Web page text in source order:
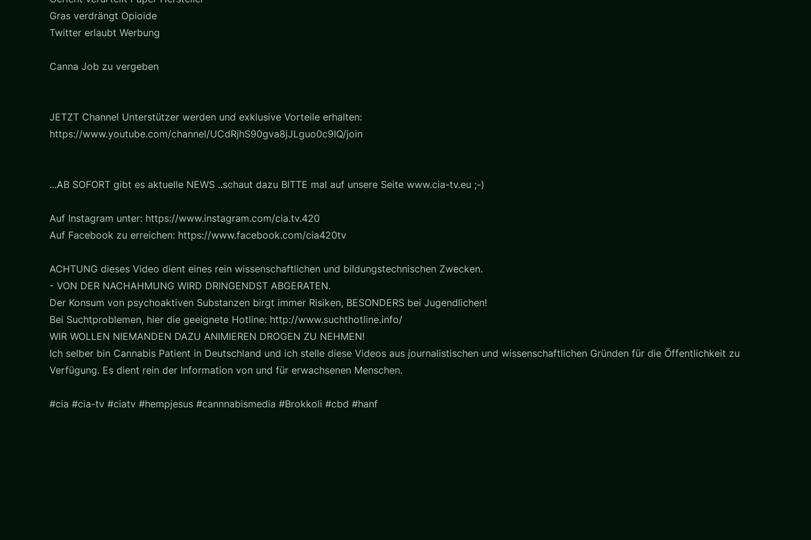
Gras verdrängt Opioide
Twitter erlaubt Werbung
Canna Job zu vergeben
JETZT Channel Unterstützer werden und exklusive Vorteile erhalten:
https://www.youtube.com/channel/UCdRjhS90gva8jJLguo0c9IQ/join
...AB SOFORT gibt es aktuelle NEWS ..schaut dazu BITTE mal auf unsere Seite www.cia-tv.eu ;-)
Auf Instagram unter: https://www.instagram.com/cia.tv.420
Auf Facebook zu erreichen: https://www.facebook.com/cia420tv
ACHTUNG dieses Video dient eines rein wissenschaftlichen und bildungstechnischen Zwecken.
- VON DER NACHAHMUNG WIRD DRINGENDST ABGERATEN.
Der Konsum von psychoaktiven Substanzen birgt immer Risiken, BESONDERS bei Jugendlichen!
Bei Suchtproblemen, hier die geeignete Hotline: http://www.suchthotline.info/
WIR WOLLEN NIEMANDEN DAZU ANIMIEREN DROGEN ZU NEHMEN!
Ich selber bin Cannabis Patient in Deutschland und ich stelle diese Videos aus journalistischen und wissenschaftlichen Gründen für die Öffentlichkeit zu
Verfügung. Es dient rein der Information von und für erwachsenen Menschen.
#cia #cia-tv #ciatv #hempjesus #cannnabismedia #Brokkoli #cbd #hanf